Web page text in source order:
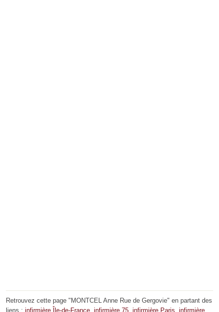
Retrouvez cette page "MONTCEL Anne Rue de Gergovie" en partant des
liens : infirmière Île-de-France infirmière 75 infirmière Paris infirmière